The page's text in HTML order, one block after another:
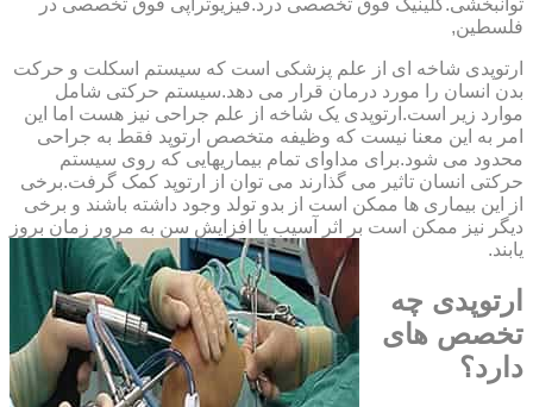
فلسطین,
ارتوپدی شاخه ای از علم پزشکی است که سیستم اسکلت و حرکت
بدن انسان را مورد درمان قرار می دهد.سیستم حرکتی شامل
موارد زیر است.ارتوپدی یک شاخه از علم جراحی نیز هست اما این
امر به این معنا نیست که وظیفه متخصص ارتوپد فقط به جراحی
محدود می شود.برای مداوای تمام بیماریهایی که روی سیستم
حرکتی انسان تاثیر می گذارند می توان از ارتوپد کمک گرفت.برخی
از این بیماری ها ممکن است از بدو تولد وجود داشته باشند و برخی
دیگر نیز ممکن است بر اثر آسیب یا افزایش سن به مرور زمان بروز
یابند.
ارتوپدی چه
تخصص های
دارد؟